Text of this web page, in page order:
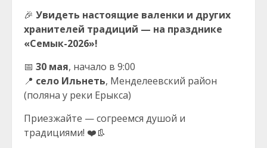
🎉 Увидеть настоящие валенки и других
хранителей традиций — на празднике
«Семык-2026»!
📅 30 мая, начало в 9:00
📍 село Ильнеть, Менделеевский район
(поляна у реки Ерыкса)
Приезжайте — согреемся душой и
традициями! ❤️👢